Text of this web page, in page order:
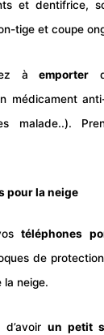
et dentifrice,
tige et coupe
àemporter
médicament
malade..).
pour la neige
téléphones
de
la neige.
un petit